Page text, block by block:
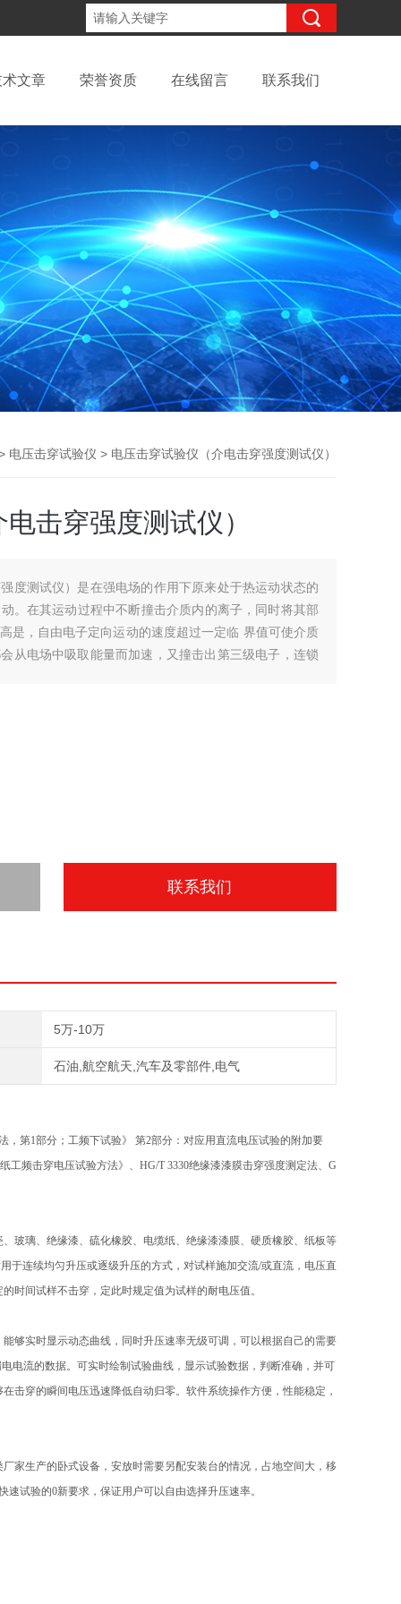
术文章 荣誉资质 在线留言 联系我们
电压击穿试验仪 > 电压击穿试验仪（介电击穿强度测试仪）
击穿强度测试仪）
度测试仪）是在强电场的作用下原来处于热运动状态的
。在其运动过程中不断撞击介质内的离子，同时将其部
是，自由电子定向运动的速度超过一定临 界值可使介质
从电场中吸取能量而加速，又撞击出第三级电子，连锁
联系我们
5万-10万
石油,航空航天,汽车及零部件,电气
，第1部分；工频下试验》 第2部分：对应用直流电压试验的附加要
工频击穿电压试验方法》、HG/T 3330绝缘漆漆膜击穿强度测定法、G
玻璃、绝缘漆、硫化橡胶、电缆纸、绝缘漆漆膜、硬质橡胶、纸板等
于连续均匀升压或逐级升压的方式，对试样施加交流/或直流，电压直
时间试样不击穿，定此时规定值为试样的耐电压值。
够实时显示动态曲线，同时升压速率无级可调，可以根据自己的需要
电流的数据。可实时绘制试验曲线，显示试验数据，判断准确，并可
击穿的瞬间电压迅速降低自动归零。软件系统操作方便，性能稳定，
家生产的卧式设备，安放时需要另配安装台的情况，占地空间大，移
试验的0新要求，保证用户可以自由选择升压速率。